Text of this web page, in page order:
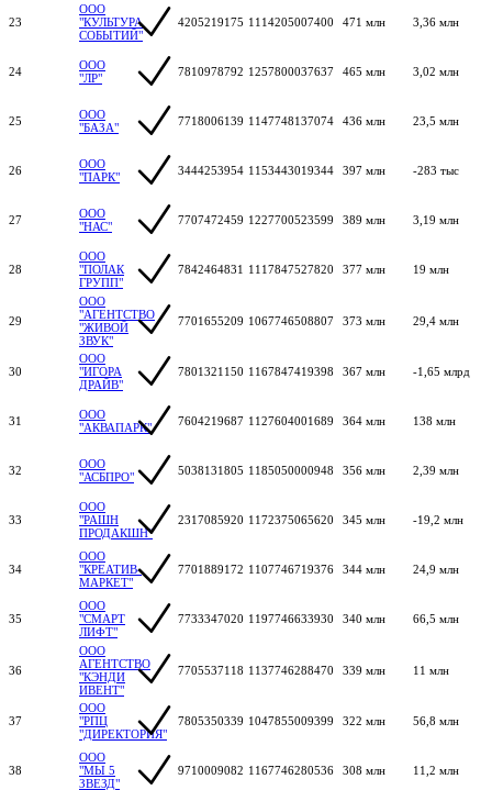
23
ООО
"КУЛЬТУРА
СОБЫТИЙ"
4205219175 1114205007400 471 млн 3,36 млн
24
ООО
"ЛР"
7810978792 1257800037637 465 млн 3,02 млн
25
ООО
"БАЗА"
7718006139 1147748137074 436 млн 23,5 млн
26
ООО
"ПАРК"
3444253954 1153443019344 397 млн -283 тыс
27
ООО
"НАС"
7707472459 1227700523599 389 млн 3,19 млн
28
ООО
"ПОЛАК
ГРУПП"
7842464831 1117847527820 377 млн 19 млн
29
ООО
"АГЕНТСТВО
"ЖИВОЙ
ЗВУК"
7701655209 1067746508807 373 млн 29,4 млн
30
ООО
"ИГОРА
ДРАЙВ"
7801321150 1167847419398 367 млн -1,65 млрд
31
ООО
"АКВАПАРК"
7604219687 1127604001689 364 млн 138 млн
32
ООО
"АСБПРО"
5038131805 1185050000948 356 млн 2,39 млн
33
ООО
"РАШН
ПРОДАКШН"
2317085920 1172375065620 345 млн -19,2 млн
34
ООО
"КРЕАТИВ-
МАРКЕТ"
7701889172 1107746719376 344 млн 24,9 млн
35
ООО
"СМАРТ
ЛИФТ"
7733347020 1197746633930 340 млн 66,5 млн
36
ООО
АГЕНТСТВО
"КЭНДИ
ИВЕНТ"
7705537118 1137746288470 339 млн 11 млн
37
ООО
"РПЦ
"ДИРЕКТОРИЯ"
7805350339 1047855009399 322 млн 56,8 млн
38
ООО
"МЫ 5
ЗВЕЗД"
9710009082 1167746280536 308 млн 11,2 млн